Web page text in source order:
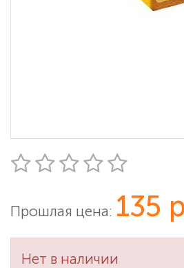
Прошлая цена: 135
Нет в наличии